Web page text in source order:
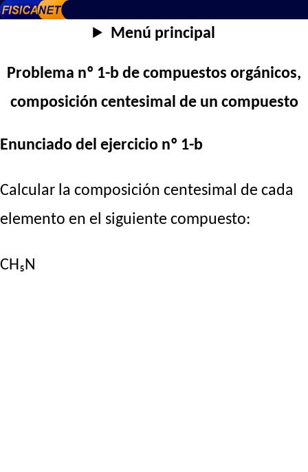
Menú principal
Problema nº 1-b de compuestos orgánicos,
composición centesimal de un compuesto
Enunciado del ejercicio nº 1-b
Calcular la composición centesimal de cada
elemento en el siguiente compuesto:
CH₅N